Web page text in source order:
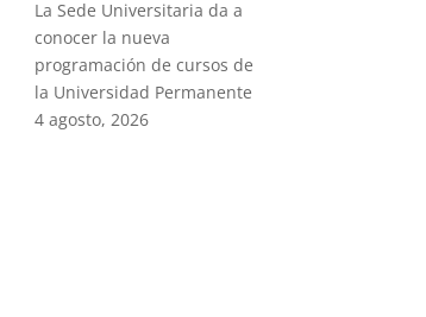
La Sede Universitaria da a
conocer la nueva
programación de cursos de
la Universidad Permanente
4 agosto, 2026